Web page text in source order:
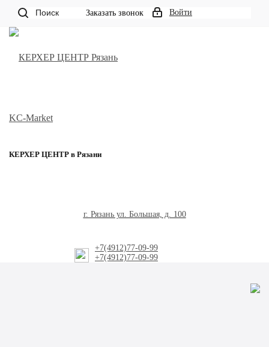
Поиск Заказать звонок Войти
КЕРХЕР ЦЕНТР в Рязани
г. Рязань ул. Большая, д. 100
+7(4912)77-09-99
+7(4912)77-09-99